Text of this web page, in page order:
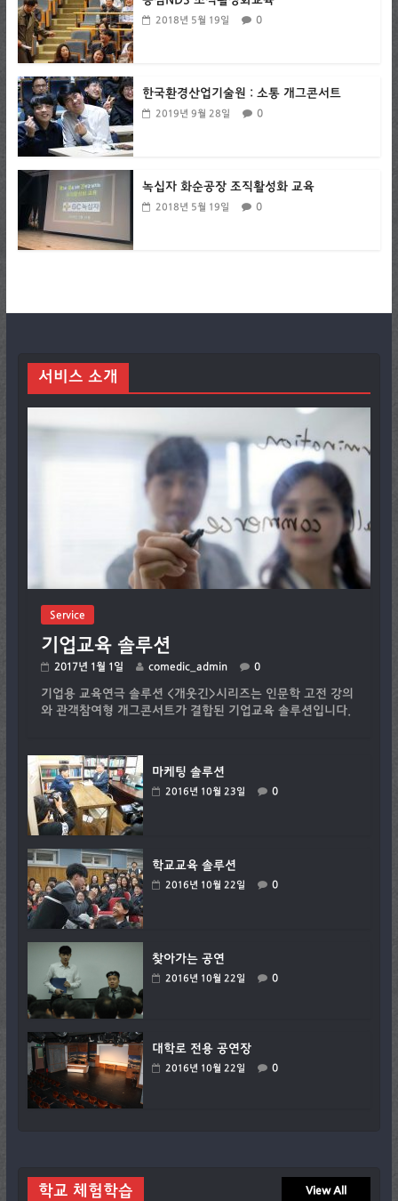
2018년 5월 19일 0
한국환경산업기술원 : 소통 개그콘서트
2019년 9월 28일 0
녹십자 화순공장 조직활성화 교육
2018년 5월 19일 0
서비스 소개
Service
기업교육 솔루션
2017년 1월 1일 comedic_admin 0
기업용 교육연극 솔루션 <개웃긴>시리즈는 인문학 고전 강의
와 관객참여형 개그콘서트가 결합된 기업교육 솔루션입니다.
마케팅 솔루션
2016년 10월 23일 0
학교교육 솔루션
2016년 10월 22일 0
찾아가는 공연
2016년 10월 22일 0
대학로 전용 공연장
2016년 10월 22일 0
학교 체험학습 View All